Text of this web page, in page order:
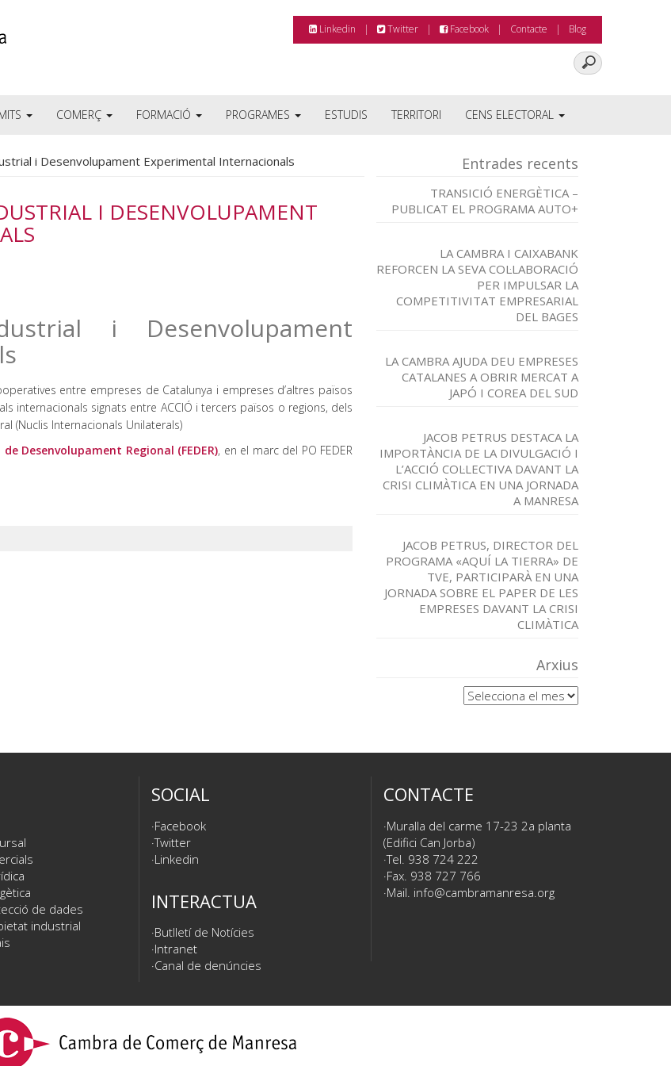
Linkedin Twitter Facebook Contacte Blog
COMERÇ FORMACIÓ PROGRAMES ESTUDIS TERRITORI CENS ELECTORAL
i Desenvolupament Experimental Internacionals
I DESENVOLUPAMENT
i Desenvolupament
entre empreses de Catalunya i empreses d’altres països
internacionals signats entre ACCIÓ i tercers països o regions, dels
(Nuclis Internacionals Unilaterals)
de Desenvolupament Regional (FEDER), en el marc del PO FEDER
Entrades recents
TRANSICIÓ ENERGÈTICA –
PUBLICAT EL PROGRAMA AUTO+
LA CAMBRA I CAIXABANK
REFORCEN LA SEVA COL·LABORACIÓ
PER IMPULSAR LA
COMPETITIVITAT EMPRESARIAL
DEL BAGES
LA CAMBRA AJUDA DEU EMPRESES
CATALANES A OBRIR MERCAT A
JAPÓ I COREA DEL SUD
JACOB PETRUS DESTACA LA
IMPORTÀNCIA DE LA DIVULGACIÓ I
L’ACCIÓ COL·LECTIVA DAVANT LA
CRISI CLIMÀTICA EN UNA JORNADA
A MANRESA
JACOB PETRUS, DIRECTOR DEL
PROGRAMA «AQUÍ LA TIERRA» DE
TVE, PARTICIPARÀ EN UNA
JORNADA SOBRE EL PAPER DE LES
EMPRESES DAVANT LA CRISI
CLIMÀTICA
Arxius
Arxius
de dades
industrial
SOCIAL
Facebook
Twitter
Linkedin
INTERACTUA
Butlletí de Notícies
Intranet
Canal de denúncies
CONTACTE
Muralla del carme 17-23 2a planta
(Edifici Can Jorba)
Tel. 938 724 222
Fax. 938 727 766
Mail. info@cambramanresa.org